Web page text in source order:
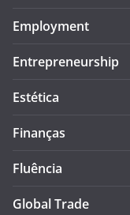
Employment
Entrepreneurship
Estética
Finanças
Fluência
Global Trade